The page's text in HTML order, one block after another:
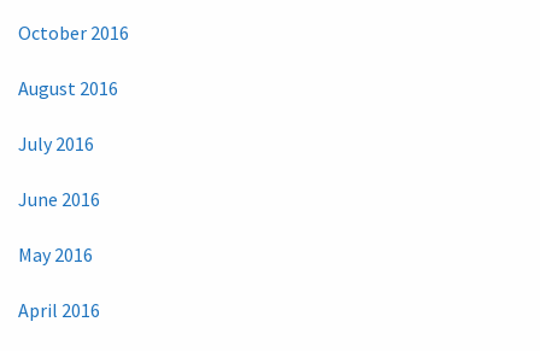
October 2016
August 2016
July 2016
June 2016
May 2016
April 2016